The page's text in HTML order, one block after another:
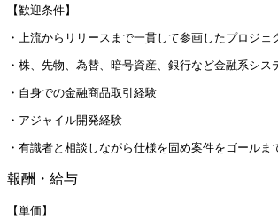
【歓迎条件】
・上流からリリースまで一貫して参画したプロジェ
・株、先物、為替、暗号資産、銀行など金融系シ
・自身での金融商品取引経験
・アジャイル開発経験
・有識者と相談しながら仕様を固め案件をゴールま
報酬・給与
【単価】